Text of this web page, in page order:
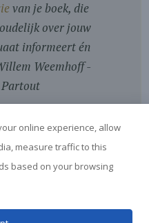
van je boek, die
over jouw
informeert én
Weemhoff -
online experience, allow
measure traffic to this
based on your browsing